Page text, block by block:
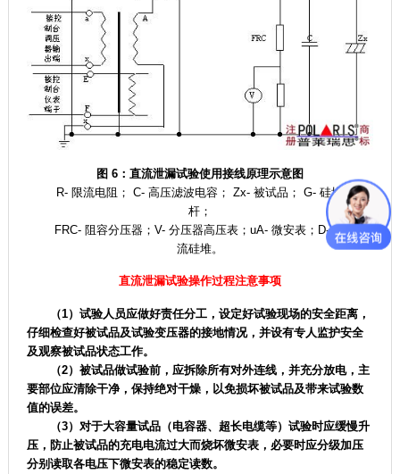
图 6：直流泄漏试验使用接线原理示意图
R- 限流电阻； C- 高压滤波电容； Zx- 被试品； G- 硅堆短路
杆；
FRC- 阻容分压器；V- 分压器高压表；uA- 微安表；D- 高压整
流硅堆。
直流泄漏试验操作过程注意事项
（1）试验人员应做好责任分工，设定好试验现场的安全距离，
仔细检查好被试品及试验变压器的接地情况，并设有专人监护安全
及观察被试品状态工作。
（2）被试品做试验前，应拆除所有对外连线，并充分放电，主
要部位应清除干净，保持绝对干燥，以免损坏被试品及带来试验数
值的误差。
（3）对于大容量试品（电容器、超长电缆等）试验时应缓慢升
压，防止被试品的充电电流过大而烧坏微安表，必要时应分级加压
分别读取各电压下微安表的稳定读数。